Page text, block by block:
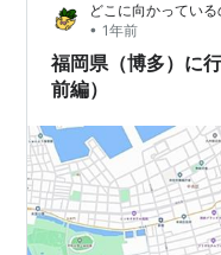
どこに向かってい
• 1年前
福岡県（博多）に
前編）